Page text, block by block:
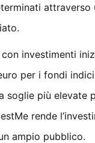
attraverso
con investimenti
per i fondi
soglie più elevate
rende
ampio pubblico.